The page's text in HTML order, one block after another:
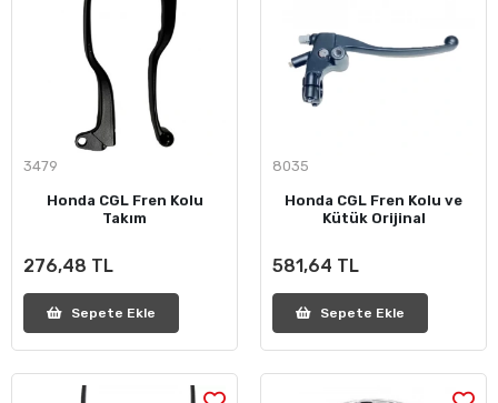
3479
Honda CGL Fren Kolu
Takım
276,48 TL
Sepete Ekle
8035
Honda CGL Fren Kolu ve
Kütük Orijinal
581,64 TL
Sepete Ekle